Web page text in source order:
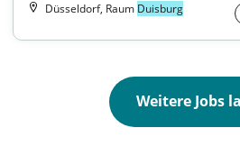
Düsseldorf, Raum Duisburg
Weitere Jobs